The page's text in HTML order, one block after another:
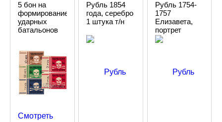
5 бон на
формирование
ударных
батальонов
Смотреть
Рубль 1854
года, серебро
1 штука т/н
Рубль 1754-
1757
Елизавета,
портрет
работы